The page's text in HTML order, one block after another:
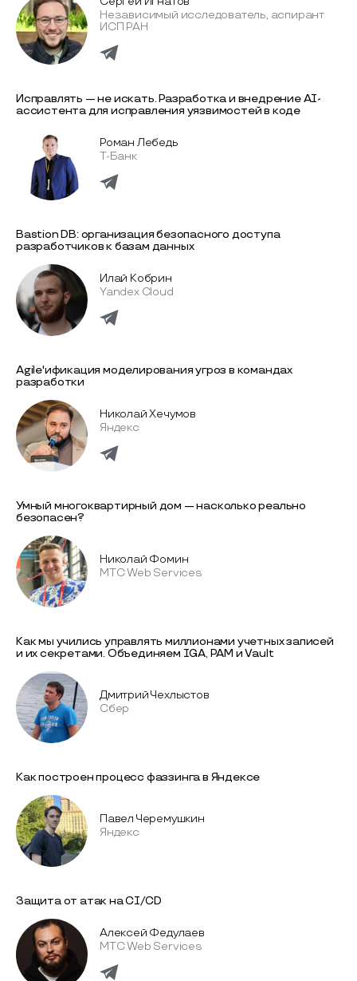
Независимый исследователь, аспирант
ИСП РАН
Исправлять — не искать. Разработка и внедрение AI-
ассиcтента для исправления уязвимоcтей в коде
Роман Лебедь
Т-Банк
Bastion DB: организация безопасного доступа
разработчиков к базам данных
Илай Кобрин
Yandex Cloud
Agile'ификация моделирования угроз в командах
разработки
Николай Хечумов
Яндекс
Умный многоквартирный дом — насколько реально
безопасен?
Николай Фомин
МТС Web Services
Как мы учились управлять миллионами учетных записей
и их секретами. Объединяем IGA, PAM и Vault
Дмитрий Чехлыстов
Сбер
Как построен процесс фаззинга в Яндексе
Павел Черемушкин
Яндекс
Защита от атак на CI/CD
Алексей Федулаев
МТС Web Services